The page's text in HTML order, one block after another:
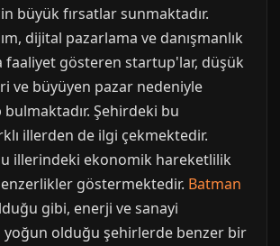
büyük fırsatlar sunmaktadır.
dijital pazarlama ve danışmanlık
faaliyet gösteren startup'lar, düşük
ve büyüyen pazar nedeniyle
bulmaktadır. Şehirdeki bu
illerden de ilgi çekmektedir.
illerindeki ekonomik hareketlilik
göstermektedir. Batman
gibi, enerji ve sanayi
yoğun olduğu şehirlerde benzer bir